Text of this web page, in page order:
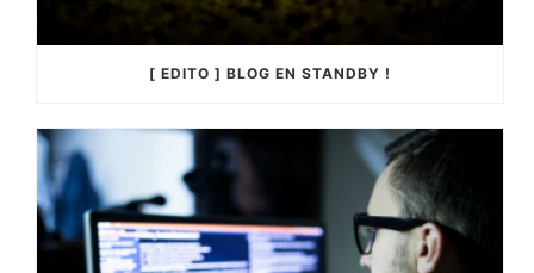
[ EDITO ] BLOG EN STANDBY !